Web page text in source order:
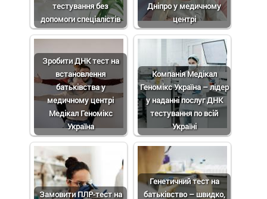
тестування без
допомоги спеціалістів
Дніпро у медичному
центрі
Зробити ДНК тест на
встановлення
батьківства у
медичному центрі
Медікал Геномікс
Україна
Компанія Медікал
Геномікс Україна – лідер
у наданні послуг ДНК
тестування по всій
Україні
Замовити ПЛР-тест на
Генетичний тест на
батьківство – швидко,